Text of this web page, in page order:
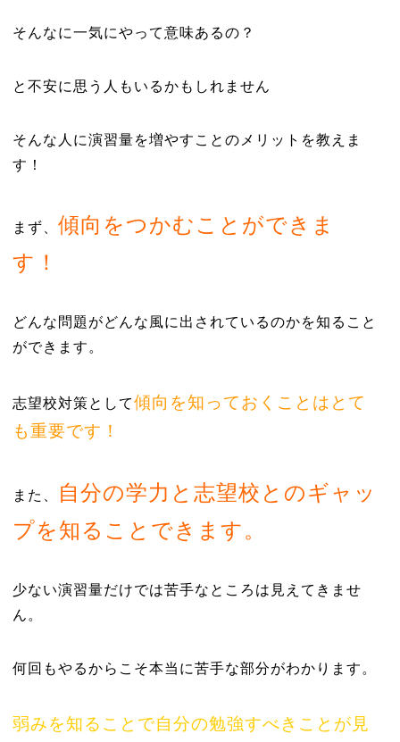
そんなに一気にやって意味あるの？
と不安に思う人もいるかもしれません
そんな人に演習量を増やすことのメリットを教えま
す！
まず、 傾向をつかむことができま
す！
どんな問題がどんな風に出されているのかを知ること
ができます。
志望校対策として傾向を知っておくことはとて
も重要です！
また、
自分の学力と志望校とのギャッ
プを知ることできます。
少ない演習量だけでは苦手なところは見えてきませ
ん。
何回もやるからこそ本当に苦手な部分がわかります。
弱みを知ることで自分の勉強すべきことが見